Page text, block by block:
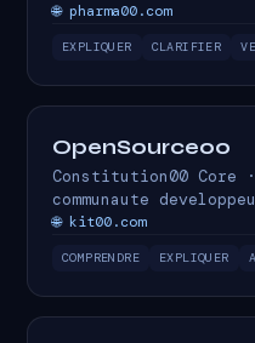
🌐 pharma00.com
EXPLIQUER CLARIFIER
OpenSource00
Constitution00 Core ·
communaute
🌐 kit00.com
COMPRENDRE EXPLIQUER